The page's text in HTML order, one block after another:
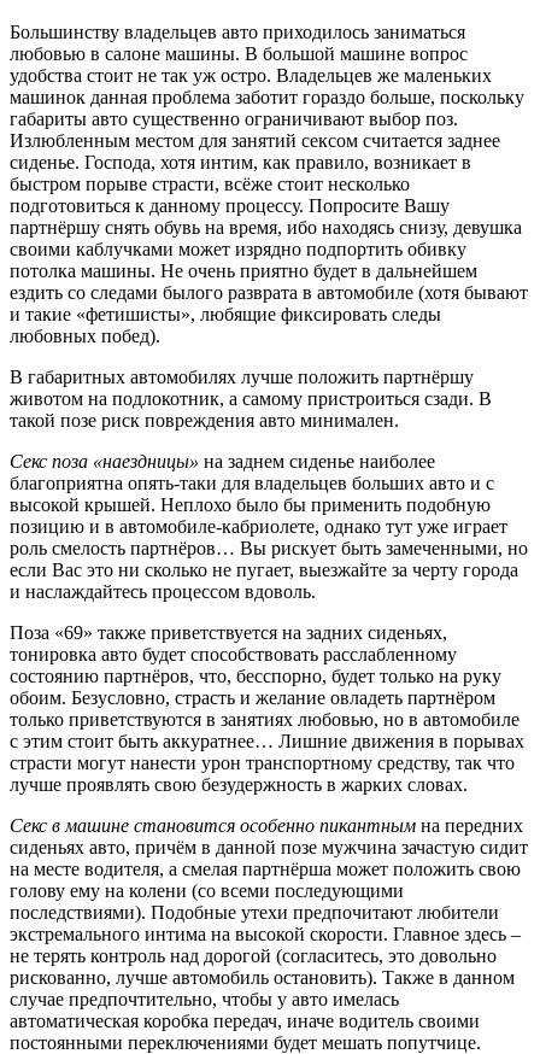
Большинству владельцев авто приходилось заниматься
любовью в салоне машины. В большой машине вопрос
удобства стоит не так уж остро. Владельцев же маленьких
машинок данная проблема заботит гораздо больше, поскольку
габариты авто существенно ограничивают выбор поз.
Излюбленным местом для занятий сексом считается заднее
сиденье. Господа, хотя интим, как правило, возникает в
быстром порыве страсти, всёже стоит несколько
подготовиться к данному процессу. Попросите Вашу
партнёршу снять обувь на время, ибо находясь снизу, девушка
своими каблучками может изрядно подпортить обивку
потолка машины. Не очень приятно будет в дальнейшем
ездить со следами былого разврата в автомобиле (хотя бывают
и такие «фетишисты», любящие фиксировать следы
любовных побед).
В габаритных автомобилях лучше положить партнёршу
животом на подлокотник, а самому пристроиться сзади. В
такой позе риск повреждения авто минимален.
Секс поза «наездницы» на заднем сиденье наиболее
благоприятна опять-таки для владельцев больших авто и с
высокой крышей. Неплохо было бы применить подобную
позицию и в автомобиле-кабриолете, однако тут уже играет
роль смелость партнёров… Вы рискует быть замеченными, но
если Вас это ни сколько не пугает, выезжайте за черту города
и наслаждайтесь процессом вдоволь.
Поза «69» также приветствуется на задних сиденьях,
тонировка авто будет способствовать расслабленному
состоянию партнёров, что, бесспорно, будет только на руку
обоим. Безусловно, страсть и желание овладеть партнёром
только приветствуются в занятиях любовью, но в автомобиле
с этим стоит быть аккуратнее… Лишние движения в порывах
страсти могут нанести урон транспортному средству, так что
лучше проявлять свою безудержность в жарких словах.
Секс в машине становится особенно пикантным на передних
сиденьях авто, причём в данной позе мужчина зачастую сидит
на месте водителя, а смелая партнёрша может положить свою
голову ему на колени (со всеми последующими
последствиями). Подобные утехи предпочитают любители
экстремального интима на высокой скорости. Главное здесь –
не терять контроль над дорогой (согласитесь, это довольно
рискованно, лучше автомобиль остановить). Также в данном
случае предпочтительно, чтобы у авто имелась
автоматическая коробка передач, иначе водитель своими
постоянными переключениями будет мешать попутчице.